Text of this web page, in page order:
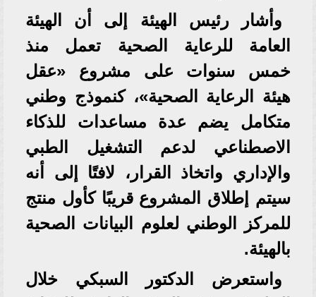
وأشار رئيس الهيئة إلى أن الهيئة
العامة للرعاية الصحية تعمل منذ
خمس سنوات على مشروع «عقل
هيئة الرعاية الصحية»، كنموذج وطني
متكامل يضم عدة مساعدات للذكاء
الاصطناعي لدعم التشغيل الطبي
والإداري واتخاذ القرار، لافتًا إلى أنه
سيتم إطلاق المشروع قريبًا كأول منتج
للمركز الوطني لعلوم البيانات الصحية
بالهيئة.
واستعرض الدكتور السبكي خلال